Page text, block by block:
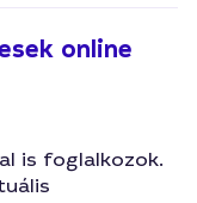
online
is foglalkozok.